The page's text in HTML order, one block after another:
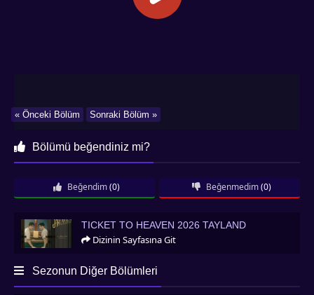
Sonraki Bölüm »
« Önceki Bölüm
Bölümü beğendiniz mi?
Beğendim (0) Beğenmedim (0)
Ticket to Heaven 2026 Tayland
TICKET TO HEAVEN 2026 TAYLAND
Dizinin Sayfasına Git
Sezonun Diğer Bölümleri